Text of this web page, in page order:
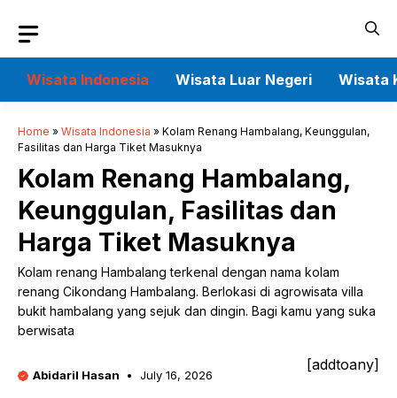
content
Wisata Indonesia
Wisata Luar Negeri Wisata
Home » Wisata Indonesia » Kolam Renang Hambalang, Keunggulan,
Fasilitas dan Harga Tiket Masuknya
Kolam Renang Hambalang,
Keunggulan, Fasilitas dan
Harga Tiket Masuknya
Kolam renang Hambalang terkenal dengan nama kolam
renang Cikondang Hambalang. Berlokasi di agrowisata villa
bukit hambalang yang sejuk dan dingin. Bagi kamu yang suka
berwisata
Abidaril Hasan July 16, 2026
[addtoany]